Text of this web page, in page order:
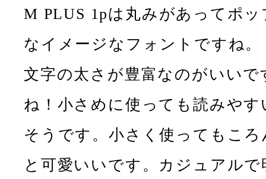
M PLUS 1pは丸みがあってポッ
なイメージなフォントですね。
文字の太さが豊富なのがいいで
ね！小さめに使っても読みやす
そうです。小さく使ってもころ
と可愛いいです。カジュアルで